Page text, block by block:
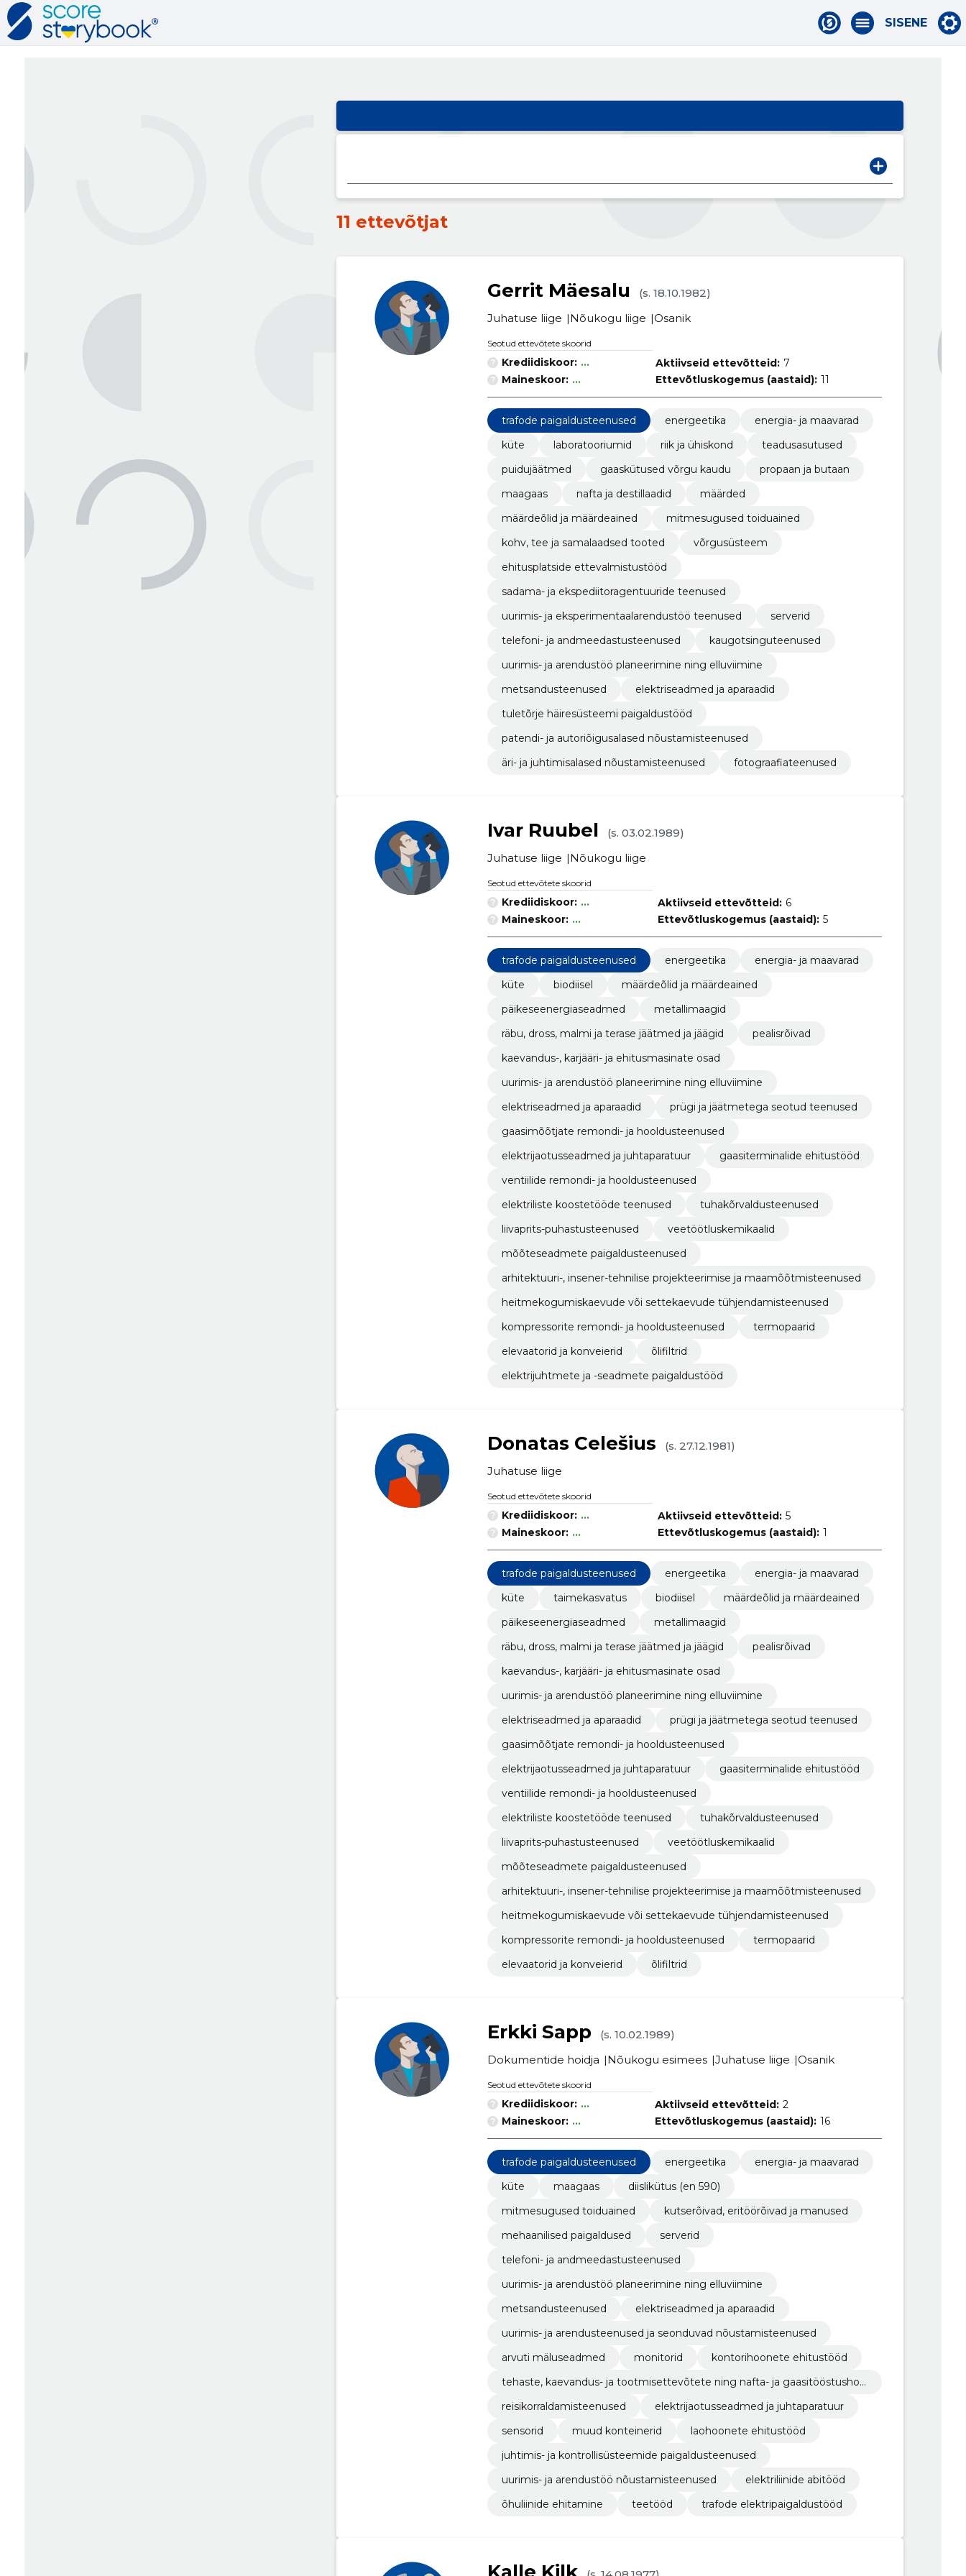
SISENE
11 ettevõtjat
Gerrit Mäesalu
(s. 18.10.1982)
Juhatuse liige
Nõukogu liige Osanik
Seotud ettevõtete skoorid
Krediidiskoor: ...
Maineskoor: ...
Aktiivseid ettevõtteid: 7
Ettevõtluskogemus (aastaid): 11
trafode paigaldusteenused energeetika
energia- ja maavarad
küte
laboratooriumid riik ja ühiskond
teadusasutused
puidujäätmed
gaaskütused võrgu kaudu
propaan ja butaan
maagaas
nafta ja destillaadid
määrded
määrdeõlid ja määrdeained
mitmesugused toiduained
kohv, tee ja samalaadsed tooted
võrgusüsteem
ehitusplatside ettevalmistustööd
sadama- ja ekspediitoragentuuride teenused
uurimis- ja eksperimentaalarendustöö teenused
serverid
telefoni- ja andmeedastusteenused
kaugotsinguteenused
uurimis- ja arendustöö planeerimine ning elluviimine
metsandusteenused
elektriseadmed ja aparaadid
tuletõrje häiresüsteemi paigaldustööd
patendi- ja autoriõigusalased nõustamisteenused
äri- ja juhtimisalased nõustamisteenused
fotograafiateenused
Ivar Ruubel
(s. 03.02.1989)
Juhatuse liige
Nõukogu liige
Seotud ettevõtete skoorid
Krediidiskoor: ...
Maineskoor: ...
Aktiivseid ettevõtteid: 6
Ettevõtluskogemus (aastaid): 5
trafode paigaldusteenused energeetika
energia- ja maavarad
küte
biodiisel
määrdeõlid ja määrdeained
päikeseenergiaseadmed
metallimaagid
räbu, dross, malmi ja terase jäätmed ja jäägid
pealisrõivad
kaevandus-, karjääri- ja ehitusmasinate osad
uurimis- ja arendustöö planeerimine ning elluviimine
elektriseadmed ja aparaadid
prügi ja jäätmetega seotud teenused
gaasimõõtjate remondi- ja hooldusteenused
elektrijaotusseadmed ja juhtaparatuur
gaasiterminalide ehitustööd
ventiilide remondi- ja hooldusteenused
elektriliste koostetööde teenused
tuhakõrvaldusteenused
liivaprits-puhastusteenused
veetöötluskemikaalid
mõõteseadmete paigaldusteenused
arhitektuuri-, insener-tehnilise projekteerimise ja maamõõtmisteenused
heitmekogumiskaevude või settekaevude tühjendamisteenused
kompressorite remondi- ja hooldusteenused
termopaarid
elevaatorid ja konveierid
õlifiltrid
elektrijuhtmete ja -seadmete paigaldustööd
Donatas Celešius
(s. 27.12.1981)
Juhatuse liige
Seotud ettevõtete skoorid
Krediidiskoor: ...
Maineskoor: ...
Aktiivseid ettevõtteid: 5
Ettevõtluskogemus (aastaid): 1
trafode paigaldusteenused energeetika
energia- ja maavarad
küte
taimekasvatus biodiisel
määrdeõlid ja määrdeained
päikeseenergiaseadmed
metallimaagid
räbu, dross, malmi ja terase jäätmed ja jäägid
pealisrõivad
kaevandus-, karjääri- ja ehitusmasinate osad
uurimis- ja arendustöö planeerimine ning elluviimine
elektriseadmed ja aparaadid
prügi ja jäätmetega seotud teenused
gaasimõõtjate remondi- ja hooldusteenused
elektrijaotusseadmed ja juhtaparatuur
gaasiterminalide ehitustööd
ventiilide remondi- ja hooldusteenused
elektriliste koostetööde teenused
tuhakõrvaldusteenused
liivaprits-puhastusteenused
veetöötluskemikaalid
mõõteseadmete paigaldusteenused
arhitektuuri-, insener-tehnilise projekteerimise ja maamõõtmisteenused
heitmekogumiskaevude või settekaevude tühjendamisteenused
kompressorite remondi- ja hooldusteenused
termopaarid
elevaatorid ja konveierid
õlifiltrid
Erkki Sapp
(s. 10.02.1989)
Dokumentide hoidja
Nõukogu esimees Juhatuse liige Osanik
Seotud ettevõtete skoorid
Krediidiskoor: ...
Maineskoor: ...
Aktiivseid ettevõtteid: 2
Ettevõtluskogemus (aastaid): 16
trafode paigaldusteenused energeetika
energia- ja maavarad
küte
maagaas
diislikütus (en 590)
mitmesugused toiduained
kutserõivad, eritöörõivad ja manused
mehaanilised paigaldused
serverid
telefoni- ja andmeedastusteenused
uurimis- ja arendustöö planeerimine ning elluviimine
metsandusteenused
elektriseadmed ja aparaadid
uurimis- ja arendusteenused ja seonduvad nõustamisteenused
arvuti mäluseadmed
monitorid
kontorihoonete ehitustööd
tehaste, kaevandus- ja tootmisettevõtete ning nafta- ja gaasitööstushoo
reisikorraldamisteenused
elektrijaotusseadmed ja juhtaparatuur
sensorid
muud konteinerid
laohoonete ehitustööd
juhtimis- ja kontrollisüsteemide paigaldusteenused
uurimis- ja arendustöö nõustamisteenused
elektriliinide abitööd
õhuliinide ehitamine
teetööd trafode elektripaigaldustööd